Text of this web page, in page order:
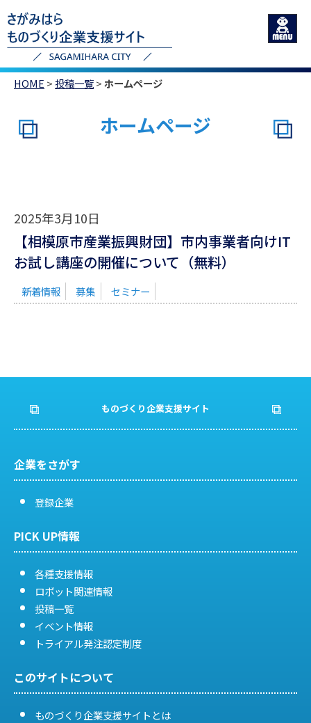
HOME >投稿一覧>ホームページ
ホームページ
2025年3月10日
【相模原市産業振興財団】市内事業者向けIT
お試し講座の開催について（無料）
新着情報 募集 セミナー
ものづくり企業支援サイト
企業をさがす
登録企業
PICK UP情報
各種支援情報
ロボット関連情報
投稿一覧
イベント情報
トライアル発注認定制度
このサイトについて
ものづくり企業支援サイトとは